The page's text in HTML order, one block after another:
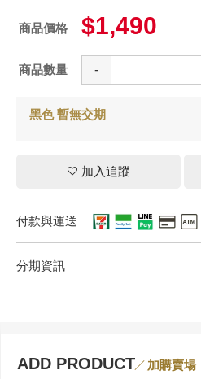
商品價格 $1,490
商品數量 -
黑色 暫無交期
加入追蹤
付款與運送
分期資訊
ADD PRODUCT 加購賣場